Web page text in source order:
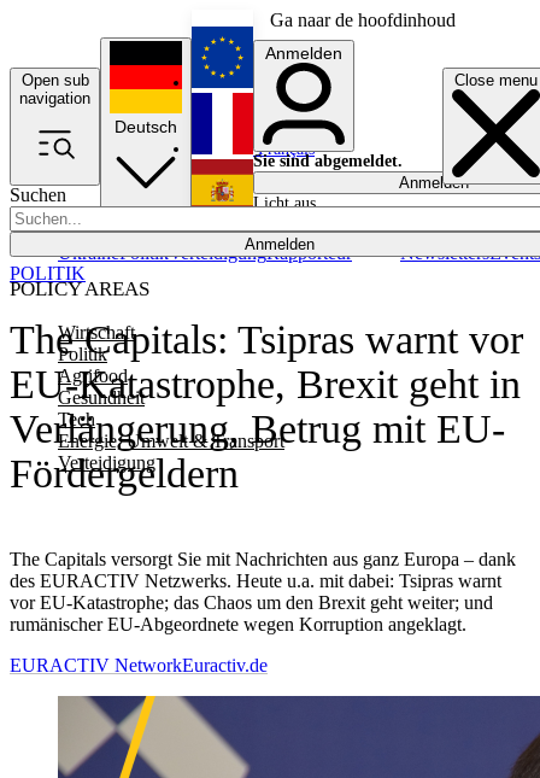
Ga naar de hoofdinhoud
Open sub
navigation
Close menu
Suchen
Anmelden
POLICY AREAS
Wirtschaft
Politik
Agrifood
Gesundheit
Tech
Energie, Umwelt & Transport
Verteidigung
UkrainePolitikVerteidigungRapporteur NewslettersEvents
Deutsch
English
Français
Anmelden
Sie sind abgemeldet.
Anmelden
Licht aus
The Capitals: Tsipras warnt vor
EU-Katastrophe, Brexit geht in
Verlängerung, Betrug mit EU-
Fördergeldern
The Capitals versorgt Sie mit Nachrichten aus ganz Europa – dank
des EURACTIV Netzwerks. Heute u.a. mit dabei: Tsipras warnt
vor EU-Katastrophe; das Chaos um den Brexit geht weiter; und
rumänischer EU-Abgeordnete wegen Korruption angeklagt.
POLITIK
EURACTIV NetworkEuractiv.de